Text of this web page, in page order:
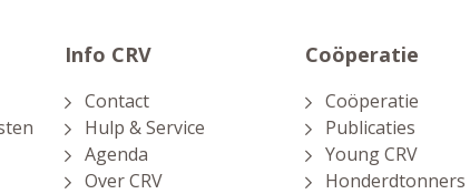
Info CRV
Contact
Hulp & Service
Agenda
Over CRV
Coöperatie
Coöperatie
Publicaties
Young CRV
Honderdtonners